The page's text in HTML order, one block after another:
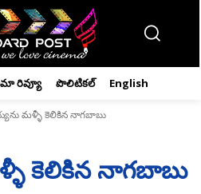
రివ్యూ పొలిటికల్ English
మళ్ళీ కెలికిన నాగబాబు
కెలికిన నాగబాబు